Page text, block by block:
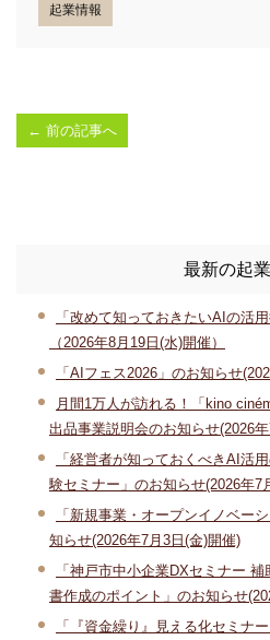
起業情報
← 前の記事へ
最新の起
「改めて知っておきたいAIの活
（2026年8月19日(水)開催）
「AIフェス2026」のお知らせ
月間1万人が訪れる！「kino
出品事業説明会のお知らせ(2026
「経営者が知っておくべきAI活
験セミナー」のお知らせ(2026年7
「新規事業・オープンイノベー
知らせ(2026年7月3日(金)開催)
「神戸市中小企業DXセミナー
書作成のポイント」のお知らせ
「『資金繰り』見える化セミナ